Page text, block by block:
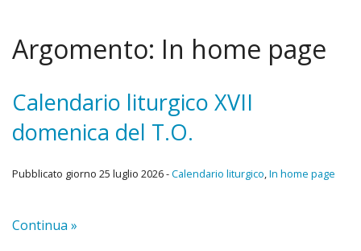
Contatti
Calendario liturgico e avvisi
Oratorio
Argomento: In home page
Calendario liturgico XVII
domenica del T.O.
Pubblicato giorno 25 luglio 2026 -Calendario liturgico,In home page
Continua »